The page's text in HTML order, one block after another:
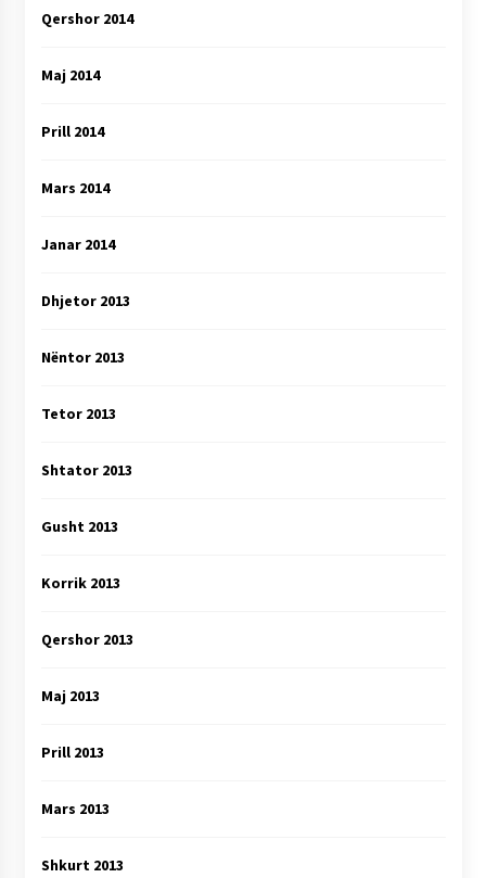
Qershor 2014
Maj 2014
Prill 2014
Mars 2014
Janar 2014
Dhjetor 2013
Nëntor 2013
Tetor 2013
Shtator 2013
Gusht 2013
Korrik 2013
Qershor 2013
Maj 2013
Prill 2013
Mars 2013
Shkurt 2013